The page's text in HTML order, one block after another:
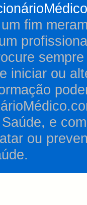
fim
iniciar ou
e
ou